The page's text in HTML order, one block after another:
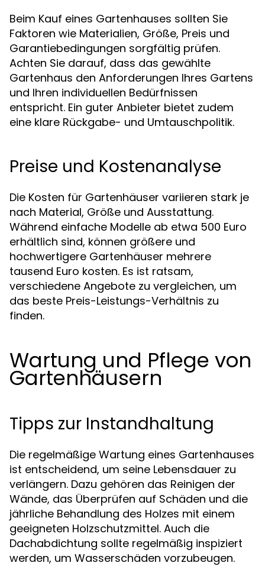
Beim Kauf eines Gartenhauses sollten Sie
Faktoren wie Materialien, Größe, Preis und
Garantiebedingungen sorgfältig prüfen.
Achten Sie darauf, dass das gewählte
Gartenhaus den Anforderungen Ihres Gartens
und Ihren individuellen Bedürfnissen
entspricht. Ein guter Anbieter bietet zudem
eine klare Rückgabe- und Umtauschpolitik.
Preise und Kostenanalyse
Die Kosten für Gartenhäuser variieren stark je
nach Material, Größe und Ausstattung.
Während einfache Modelle ab etwa 500 Euro
erhältlich sind, können größere und
hochwertigere Gartenhäuser mehrere
tausend Euro kosten. Es ist ratsam,
verschiedene Angebote zu vergleichen, um
das beste Preis-Leistungs-Verhältnis zu
finden.
Wartung und Pflege von
Gartenhäusern
Tipps zur Instandhaltung
Die regelmäßige Wartung eines Gartenhauses
ist entscheidend, um seine Lebensdauer zu
verlängern. Dazu gehören das Reinigen der
Wände, das Überprüfen auf Schäden und die
jährliche Behandlung des Holzes mit einem
geeigneten Holzschutzmittel. Auch die
Dachabdichtung sollte regelmäßig inspiziert
werden, um Wasserschäden vorzubeugen.